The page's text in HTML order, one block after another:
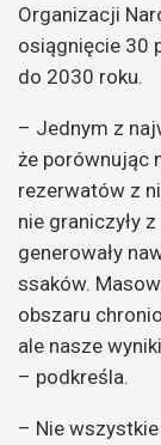
Organizacji
osiągnięcie 30
do 2030 roku.
– Jednym z
że porównując
rezerwatów z
nie graniczyły
generowały
ssaków.
obszaru
ale nasze
– podkreśla.
– Nie